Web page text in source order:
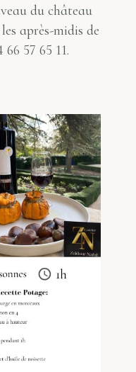
du château
après-midis de
57 65 11.